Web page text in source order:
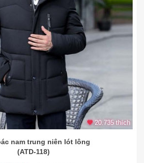
20.735 thích
nam trung niên lót lông
(ATD-118)